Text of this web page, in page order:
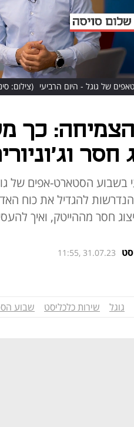
של גוגל - היום הרביעי (צילום:
כך
חסר
בשבוע הסטארט-אפים של
להגדיל את כוח
חסר מההייטק, ואיך
11:55, 31.07.23
גוגל שירות כלכליסט שבוע